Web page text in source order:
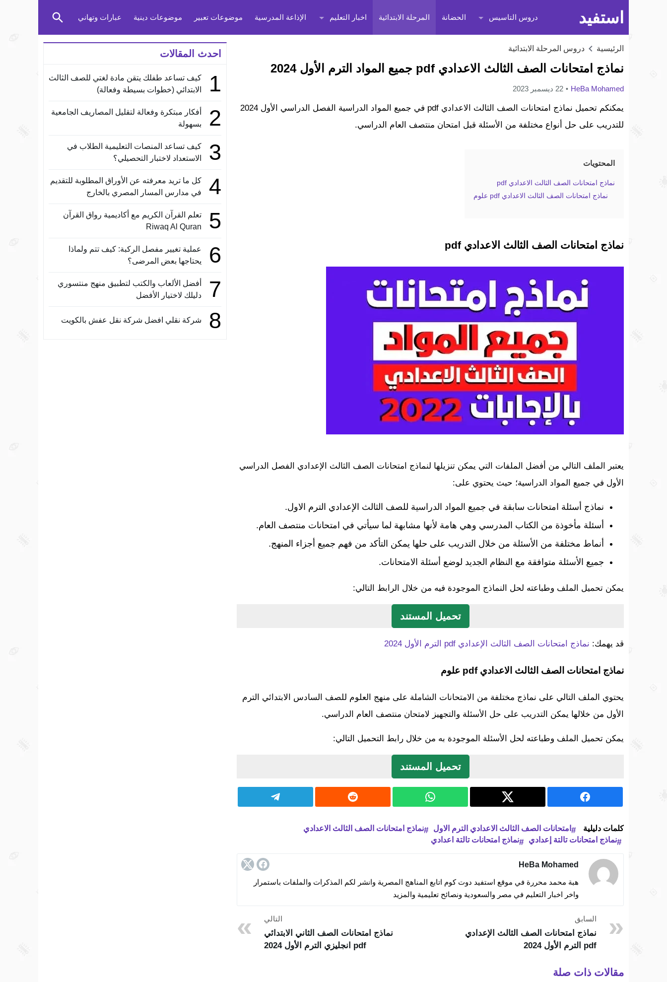
استفيد دروس التاسيس الحضانة المرحلة الابتدائية اخبار التعليم الإذاعة المدرسية موضوعات تعبير موضوعات دينية عبارات وتهاني
الرئيسية دروس المرحلة الابتدائية
نماذج امتحانات الصف الثالث الاعدادي pdf جميع المواد الترم الأول 2024
HeBa Mohamed 22 ديسمبر 2023
يمكنكم تحميل نماذج امتحانات الصف الثالث الاعدادي pdf في جميع المواد الدراسية الفصل الدراسي الأول 2024
للتدريب على حل أنواع مختلفة من الأسئلة قبل امتحان منتصف العام الدراسي.
المحتويات
نماذج امتحانات الصف الثالث الاعدادي pdf
نماذج امتحانات الصف الثالث الاعدادي pdf علوم
نماذج امتحانات الصف الثالث الاعدادي pdf
يعتبر الملف التالي من أفضل الملفات التي يمكن تنزيلها لنماذج امتحانات الصف الثالث الإعدادي الفصل الدراسي
الأول في جميع المواد الدراسية؛ حيث يحتوي على:
نماذج أسئلة امتحانات سابقة في جميع المواد الدراسية للصف الثالث الإعدادي الترم الاول.
أسئلة مأخوذة من الكتاب المدرسي وهي هامة لأنها مشابهة لما سيأتي في امتحانات منتصف العام.
أنماط مختلفة من الأسئلة من خلال التدريب على حلها يمكن التأكد من فهم جميع أجزاء المنهج.
جميع الأسئلة متوافقة مع النظام الجديد لوضع أسئلة الامتحانات.
يمكن تحميل الملف وطباعته لحل النماذج الموجودة فيه من خلال الرابط التالي:
تحميل المستند
قد يهمك: نماذج امتحانات الصف الثالث الإعدادي pdf الترم الأول 2024
نماذج امتحانات الصف الثالث الاعدادي pdf علوم
يحتوي الملف التالي على نماذج مختلفة من الامتحانات الشاملة على منهج العلوم للصف السادس الابتدائي الترم
الأول من خلالها يمكن التدريب على حل الأسئلة والتجهيز لامتحان منتصف العام الدراسي.
يمكن تحميل الملف وطباعته لحل الأسئلة الموجودة به من خلال رابط التحميل التالي:
تحميل المستند
كلمات دليلية امتحانات الصف الثالث الاعدادي الترم الاول
نماذج امتحانات الصف الثالث الاعدادي
نماذج امتحانات تالتة إعدادي
نماذج امتحانات تالتة اعدادي
HeBa Mohamed
هبة محمد محررة في موقع استفيد دوت كوم اتابع المناهج المصرية وانشر لكم المذكرات والملفات باستمرار
واخر اخبار التعليم في مصر والسعودية ونصائح تعليمية والمزيد
السابق
نماذج امتحانات الصف الثالث الإعدادي
pdf الترم الأول 2024
التالي
نماذج امتحانات الصف الثاني الابتدائي
pdf انجليزي الترم الأول 2024
مقالات ذات صلة
احدث المقالات
1
كيف تساعد طفلك يتقن مادة لغتي للصف الثالث
الابتدائي (خطوات بسيطة وفعالة)
2
أفكار مبتكرة وفعالة لتقليل المصاريف الجامعية
بسهولة
3
كيف تساعد المنصات التعليمية الطلاب في
الاستعداد لاختبار التحصيلي؟
4
كل ما تريد معرفته عن الأوراق المطلوبة للتقديم
في مدارس المسار المصري بالخارج
5
تعلم القرآن الكريم مع أكاديمية رواق القرآن
Riwaq Al Quran
6
عملية تغيير مفصل الركبة: كيف تتم ولماذا
يحتاجها بعض المرضى؟
7
أفضل الألعاب والكتب لتطبيق منهج منتسوري
دليلك لاختيار الأفضل
8 شركة نقلي افضل شركة نقل عفش بالكويت